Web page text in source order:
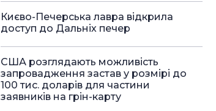
Києво-Печерська лавра відкрила
доступ до Дальніх печер
США розглядають можливість
запровадження застав у розмірі до
100 тис. доларів для частини
заявників на грін-карту